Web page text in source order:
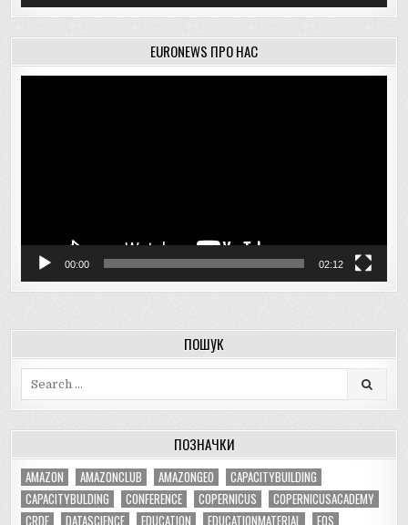
EURONEWS ПРО НАС
00:00 02:12
ПОШУК
ПОЗНАЧКИ
AMAZON AMAZONCLUB AMAZONGEO
CAPACITYBUILDING
CAPACITYBULDING
CONFERENCE COPERNICUS
COPERNICUSACADEMY
CRDF
DATASCIENCE EDUCATION EDUCATIONMATERIAL EOS